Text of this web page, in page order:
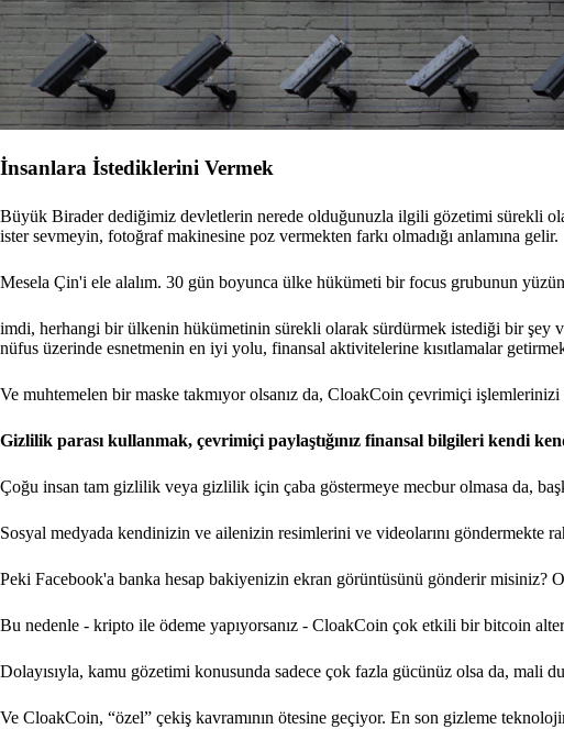
İnsanlara İstediklerini Vermek
Büyük Birader dediğimiz devletlerin nerede olduğunuzla ilgili gözetimi sürekli
ister sevmeyin, fotoğraf makinesine poz vermekten farkı olmadığı anlamına gelir.
Mesela Çin'i ele alalım. 30 gün boyunca ülke hükümeti bir focus grubunun
imdi, herhangi bir ülkenin hükümetinin sürekli olarak sürdürmek istediği bir şey
nüfus üzerinde esnetmenin en iyi yolu, finansal aktivitelerine kısıtlamalar
Ve muhtemelen bir maske takmıyor olsanız da, CloakCoin çevrimiçi
Gizlilik parası kullanmak, çevrimiçi paylaştığınız finansal bilgileri kendi
Çoğu insan tam gizlilik veya gizlilik için çaba göstermeye mecbur olmasa da,
Sosyal medyada kendinizin ve ailenizin resimlerini ve videolarını göndermekte
Peki Facebook'a banka hesap bakiyenizin ekran görüntüsünü gönderir misiniz?
Bu nedenle - kripto ile ödeme yapıyorsanız - CloakCoin çok etkili bir bitcoin
Dolayısıyla, kamu gözetimi konusunda sadece çok fazla gücünüz olsa da, mali
Ve CloakCoin, “özel” çekiş kavramının ötesine geçiyor. En son gizleme